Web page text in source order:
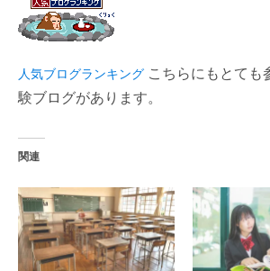
人気ブログランキング こちらにもとても
験ブログがあります。
関連